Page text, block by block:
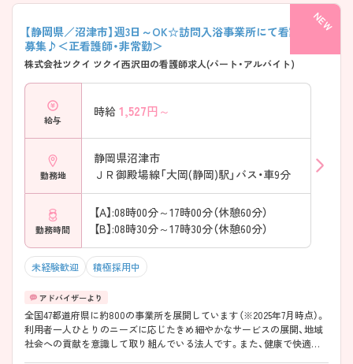
【静岡県／沼津市】週3日～OK☆訪問入浴事業所にて看護師の
募集♪＜正看護師・非常勤＞
株式会社ツクイ ツクイ西沢田の看護師求人(パート・アルバイト)
給与
時給 1,527円～
勤務地
静岡県沼津市
ＪＲ御殿場線「大岡(静岡)駅」バス・車9分
勤務時間
【A】:08時00分～17時00分（休憩60分）
【B】:08時30分～17時30分（休憩60分）
未経験歓迎 積極採用中
全国47都道府県に約800の事業所を展開しています（※2025年7月時点）。
利用者一人ひとりのニーズに応じたきめ細やかなサービスの展開、地域
社会への貢献を意識して取り組んでいる法人です。また、健康で快適に